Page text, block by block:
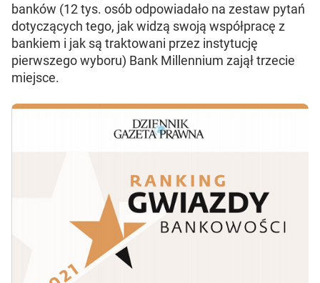
banków (12 tys. osób odpowiadało na zestaw pytań
dotyczących tego, jak widzą swoją współpracę z
bankiem i jak są traktowani przez instytucję
pierwszego wyboru) Bank Millennium zajął trzecie
miejsce.